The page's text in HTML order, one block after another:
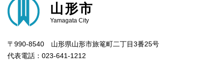
山形市
Yamagata City
〒990-8540 山形県山形市旅篭町二丁目3番25号
代表電話：023-641-1212